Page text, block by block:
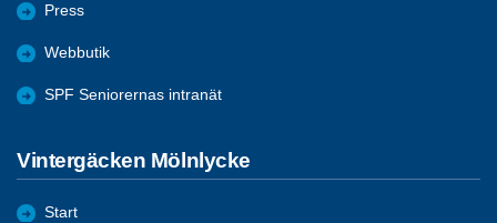
Press
Webbutik
SPF Seniorernas intranät
Vintergäcken Mölnlycke
Start